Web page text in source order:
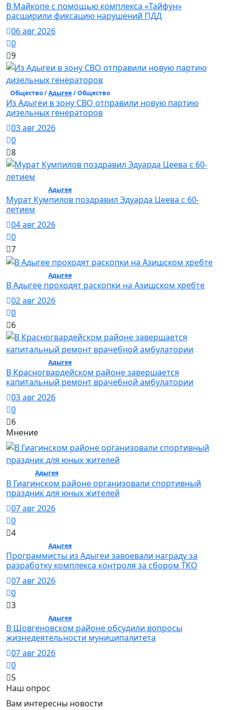
В Майкопе с помощью комплекса «Тайфун»
расширили фиксацию нарушений ПДД
06 авг 2026
0
9
Общество /Адыгея/ Общество
Из Адыгеи в зону СВО отправили новую партию
дизельных генераторов
03 авг 2026
0
8
Адыгея/ Общество
Мурат Кумпилов поздравил Эдуарда Цеева с 60-
летием
04 авг 2026
0
7
Адыгея/ Общество
В Адыгее проходят раскопки на Азишском хребте
02 авг 2026
0
6
Адыгея/ Общество
В Красногвардейском районе завершается
капитальный ремонт врачебной амбулатории
03 авг 2026
0
6
Мнение
Адыгея/ Спорт
В Гиагинском районе организовали спортивный
праздник для юных жителей
07 авг 2026
0
4
Адыгея/ Общество
Программисты из Адыгеи завоевали награду за
разработку комплекса контроля за сбором ТКО
07 авг 2026
0
3
Адыгея/ Общество
В Шовгеновском районе обсудили вопросы
жизнедеятельности муниципалитета
07 авг 2026
0
5
Наш опрос
Вам интересны новости